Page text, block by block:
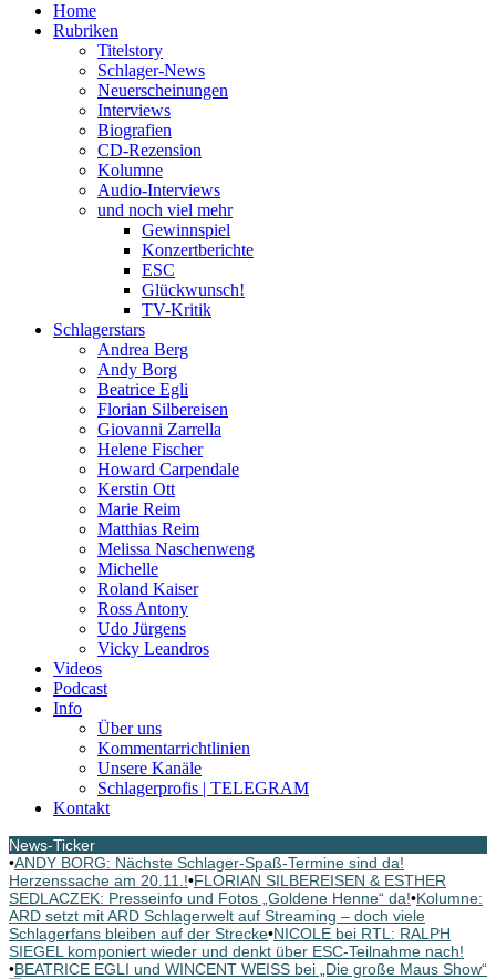
Home
Rubriken
Titelstory
Schlager-News
Neuerscheinungen
Interviews
Biografien
CD-Rezension
Kolumne
Audio-Interviews
und noch viel mehr
Gewinnspiel
Konzertberichte
ESC
Glückwunsch!
TV-Kritik
Schlagerstars
Andrea Berg
Andy Borg
Beatrice Egli
Florian Silbereisen
Giovanni Zarrella
Helene Fischer
Howard Carpendale
Kerstin Ott
Marie Reim
Matthias Reim
Melissa Naschenweng
Michelle
Roland Kaiser
Ross Antony
Udo Jürgens
Vicky Leandros
Videos
Podcast
Info
Über uns
Kommentarrichtlinien
Unsere Kanäle
Schlagerprofis | TELEGRAM
Kontakt
News-Ticker
•ANDY BORG: Nächste Schlager-Spaß-Termine sind da!
Herzenssache am 20.11.!•FLORIAN SILBEREISEN & ESTHER
SEDLACZEK: Presseinfo und Fotos „Goldene Henne“ da!•Kolumne:
ARD setzt mit ARD Schlagerwelt auf Streaming – doch viele
Schlagerfans bleiben auf der Strecke•NICOLE bei RTL: RALPH
SIEGEL komponiert wieder und denkt über ESC-Teilnahme nach!
•BEATRICE EGLI und WINCENT WEISS bei „Die große Maus Show“